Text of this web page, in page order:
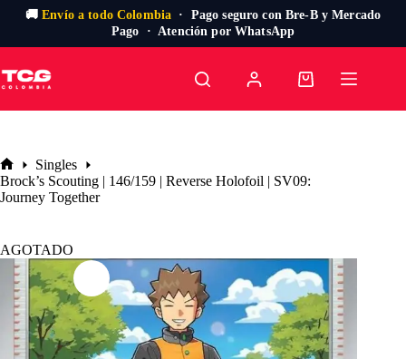
🚚Envío a todo Colombia · Pago seguro con Bre-B y Mercado
Pago · Atención por WhatsApp
al
contenido
Carro
Inicio
Singles
Brock’s Scouting | 146/159 | Reverse Holofoil | SV09:
Journey Together
AGOTADO